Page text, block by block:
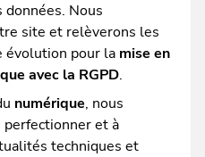
Nous
site et relèverons les
évolution pour la mise en
avec la RGPD.
numérique, nous
perfectionner et à
techniques et